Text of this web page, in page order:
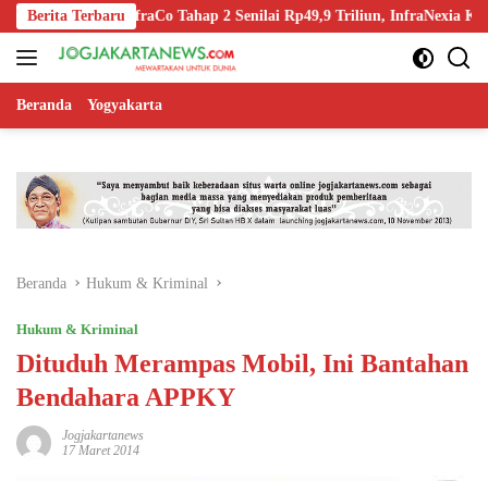
Langsung
ke
konten
Berita Terbaru
Off InfraCo Tahap 2 Senilai Rp49,9 Triliun, InfraNexia Kelola
Beranda Yogyakarta
Beranda Hukum & Kriminal
Hukum & Kriminal
Dituduh Merampas Mobil, Ini Bantahan
Bendahara APPKY
Jogjakartanews
17 Maret 2014